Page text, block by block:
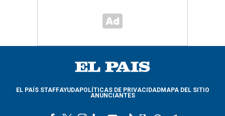
EL PAÍS STAFFAYUDAPOLÍTICAS DE PRIVACIDADMAPA DEL SITIO
ANUNCIANTES